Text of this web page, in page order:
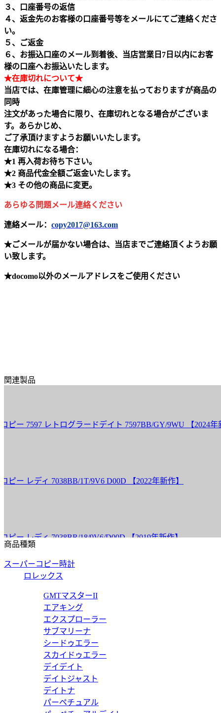
３、口座番号の返信
４、返金先のお客様の口座番号等をメールにてご連絡くださ
い。
５、ご返金
６、お振込口座のメール到着後、当店営業日7日以内にお客
様の口座へお振込いたします。
★在庫切れについて★
当店では、在庫管理に細心の注意を払っておりますが商品の
同時
注文があった場合に限り、在庫切れとなる場合がございま
す。あらかじめ、
ご了承頂けますようお願いいたします。
在庫切れになる場合：
★1 再入荷お待ち下さい。
★2 商品代金全額ご返金いたします。
★3 その他の商品に変更。
あらゆる問題メール連絡ください
連絡メール： copy2017@163.com
★ごメールが届かない場合は、当店までご連絡頂くようお願
い致します。
★docomo以外のメールアドレスをご使用ください
関連製品
7597 レトログラードデイト 7597BB/GY/9WU 【2024年新
レディ 7038BB/1T/9V6 D00D 【2022年新作】
レディ 7038BR/18/9V6/D00D 【2019年新作】
オートマティック レトログラードセコンド 7097BR/G1/
オートマティック レトログラードセコンド 7097BB/G1/
7057BR/R9/9W6 【2016年新作】
商品種類
スーパーコピー時計
ロレックス
GMTマスターII
エアキング
エクスプローラー
サブマリーナ
シードゥエラー
スカイドゥエラー
デイデイト
デイトジャスト
デイトナ
パーペチュアル